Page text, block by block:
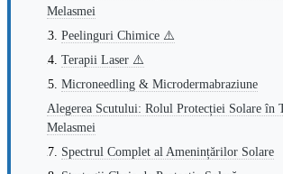
Melasmei
Peelinguri Chimice ⚠️
Terapii Laser ⚠️
Microneedling & Microdermabraziune
Alegerea Scutului: Rolul Protecției Solare în
Melasmei
Spectrul Complet al Amenințărilor Solare